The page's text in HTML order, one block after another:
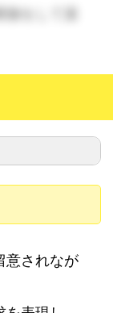
をして楽
意されなが